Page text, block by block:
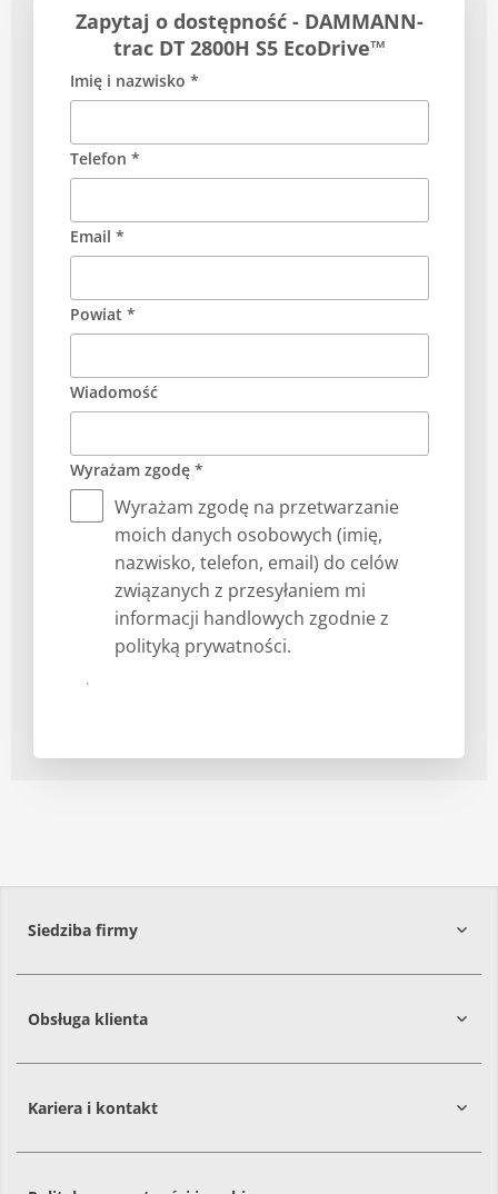
Zapytaj o dostępność - DAMMANN-
trac DT 2800H S5 EcoDrive™
Imię i nazwisko *
Telefon *
Email *
Powiat *
Wiadomość
Wyrażam zgodę *
Wyrażam zgodę na przetwarzanie
moich danych osobowych (imię,
nazwisko, telefon, email) do celów
związanych z przesyłaniem mi
informacji handlowych zgodnie z
polityką prywatności.
Prześlij
Siedziba firmy
Obsługa klienta
Kariera i kontakt